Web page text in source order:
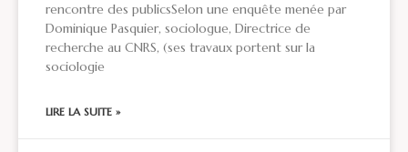
rencontre des publicsSelon une enquête menée par
Dominique Pasquier, sociologue, Directrice de
recherche au CNRS, (ses travaux portent sur la
sociologie
LIRE LA SUITE »